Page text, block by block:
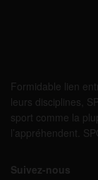
Formidable lien
leurs disciplines,
sport comme la
l’appréhendent.
Suivez-nous